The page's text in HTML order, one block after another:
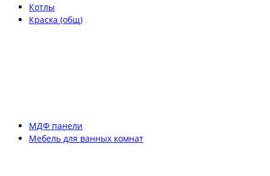
Котлы
Краска (общ)
МДФ панели
Мебель для ванных комнат